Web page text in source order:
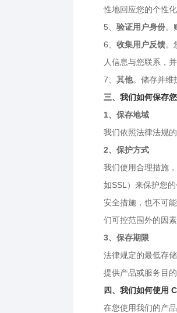
性地回应您的个性
5、 验证用户身份。
6、 收集用户反馈。
人信息与您联系，
7、 其他。储存并维
三、我们如何保存
1、保存地域
我们依照法律法规
2、保护方式
我们使用合理措施
如SSL）来保护您
安全措施，也不可
们可控范围外的因
3、保存期限
法律规定的最低存
提供产品或服务目
四、我们如何使用
在您使用我们的产